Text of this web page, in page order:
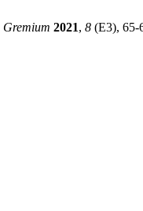
Gremium 2021, 8 (E3),